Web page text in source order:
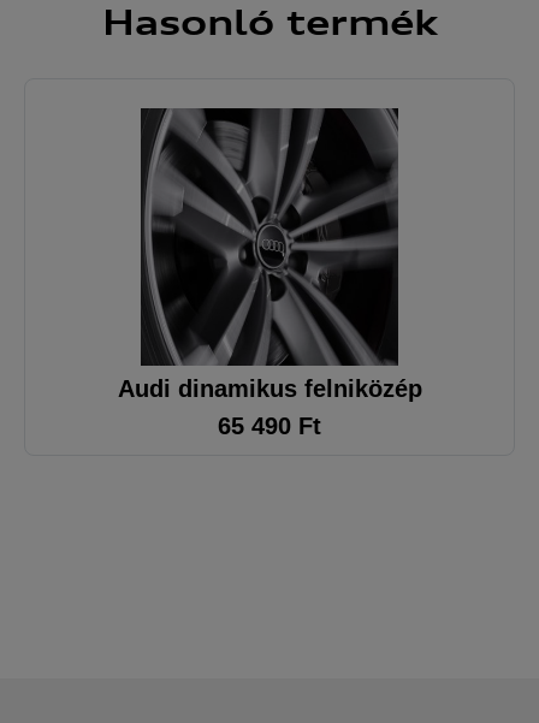
Hasonló termék
Audi dinamikus felniközép
65 490 Ft